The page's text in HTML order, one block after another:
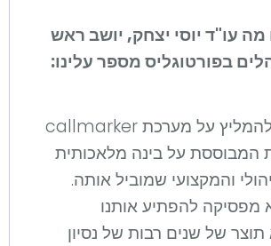
מה עו"ד יוסי יצחק, יושב ראש
בפורטוגליס מספר עלינו:
לעונג הוא לי להמליץ על מערכת callmarker
המבוססת על בינה מלאכותית
והמקצועי שמוביל אותה.
להפתיע אותנו
תוצר של שנים רבות של נסיון